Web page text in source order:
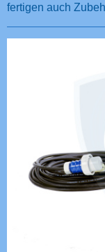
fertigen auch